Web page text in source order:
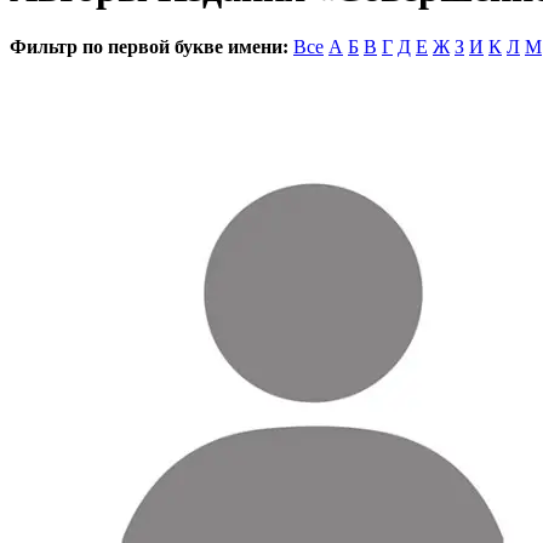
Фильтр по первой букве имени: Все А Б В Г Д Е Ж З И К Л М